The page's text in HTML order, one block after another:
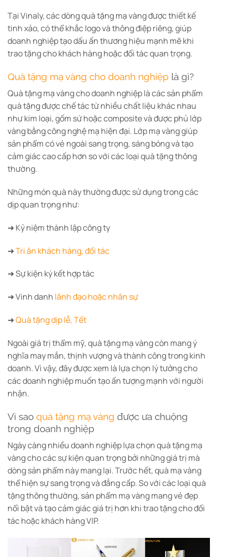
Tại Vinaly, các dòng quà tặng mạ vàng được thiết kế
tinh xảo, có thể khắc logo và thông điệp riêng, giúp
doanh nghiệp tạo dấu ấn thương hiệu mạnh mẽ khi
trao tặng cho khách hàng hoặc đối tác quan trọng.
Quà tặng mạ vàng cho doanh nghiệp là gì?
Quà tặng mạ vàng cho doanh nghiệp là các sản phẩm
quà tặng được chế tác từ nhiều chất liệu khác nhau
như kim loại, gốm sứ hoặc composite và được phủ lớp
vàng bằng công nghệ mạ hiện đại. Lớp mạ vàng giúp
sản phẩm có vẻ ngoài sang trọng, sáng bóng và tạo
cảm giác cao cấp hơn so với các loại quà tặng thông
thường.
Những món quà này thường được sử dụng trong các
dịp quan trọng như:
➜ Kỷ niệm thành lập công ty
➜Tri ân khách hàng, đối tác
➜ Sự kiện ký kết hợp tác
➜ Vinh danh lãnh đạo hoặc nhân sự
➜Quà tặng dịp lễ, Tết
Ngoài giá trị thẩm mỹ, quà tặng mạ vàng còn mang ý
nghĩa may mắn, thịnh vượng và thành công trong kinh
doanh. Vì vậy, đây được xem là lựa chọn lý tưởng cho
các doanh nghiệp muốn tạo ấn tượng mạnh với người
nhận.
Vì sao quà tặng mạ vàng được ưa chuộng
trong doanh nghiệp
Ngày càng nhiều doanh nghiệp lựa chọn quà tặng mạ
vàng cho các sự kiện quan trọng bởi những giá trị mà
dòng sản phẩm này mang lại.Trước hết, quà mạ vàng
thể hiện sự sang trọng và đẳng cấp. So với các loại quà
tặng thông thường, sản phẩm mạ vàng mang vẻ đẹp
nổi bật và tạo cảm giác giá trị hơn khi trao tặng cho đối
tác hoặc khách hàng VIP.